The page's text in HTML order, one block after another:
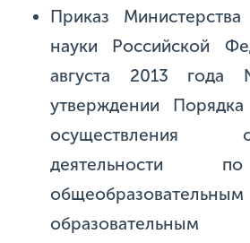
Приказ
науки Российской
августа 2013
утверждении
осуществления
деятельности